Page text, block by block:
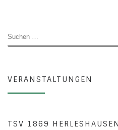
SUCHE
VERANSTALTUNGEN
TSV 1869 HERLESHAUSEN